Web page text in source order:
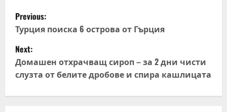
P
o
s
t
n
Previous:
Турция поиска 6 острова от Гърция
Next:
Домашен отхрачващ сироп – за 2 дни чисти
слузта от белите дробове и спира кашлицата